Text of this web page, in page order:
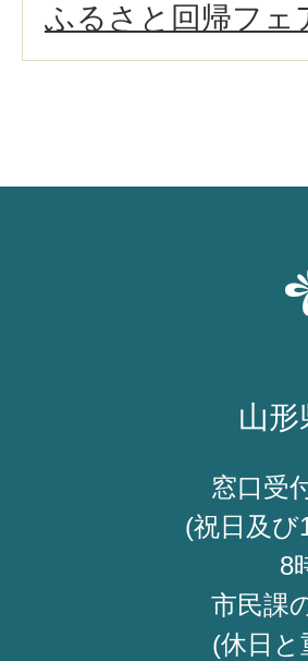
ふるさと回帰フェ
山
窓口受
(祝日及び
8
市民課
(休日